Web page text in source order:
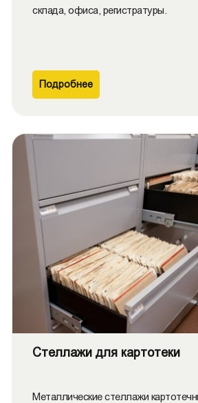
склада, офиса, регистратуры.
Подробнее
Стеллажи для картотеки
Металлические стеллажи